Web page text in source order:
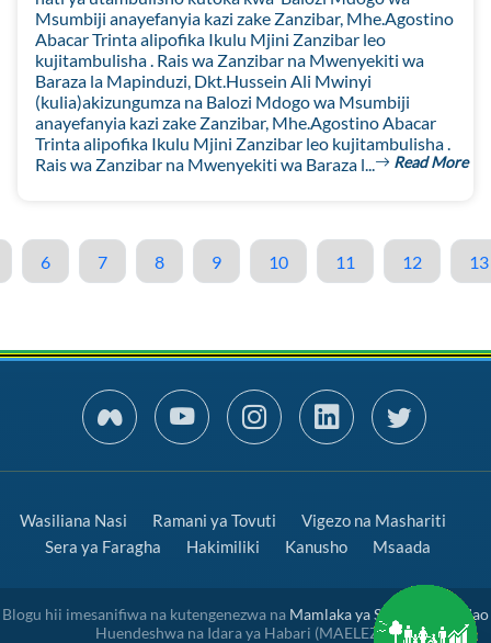
Msumbiji anayefanyia kazi zake Zanzibar, Mhe.Agostino
Abacar Trinta alipofika Ikulu Mjini Zanzibar leo
kujitambulisha . Rais wa Zanzibar na Mwenyekiti wa
Baraza la Mapinduzi, Dkt.Hussein Ali Mwinyi
(kulia)akizungumza na Balozi Mdogo wa Msumbiji
anayefanyia kazi zake Zanzibar, Mhe.Agostino Abacar
Trinta alipofika Ikulu Mjini Zanzibar leo kujitambulisha .
Rais wa Zanzibar na Mwenyekiti wa Baraza l...
Read More
6 7 8 9 10 11 12 13
Wasiliana Nasi Ramani ya Tovuti
Vigezo na Mashariti
Sera ya Faragha
Hakimiliki Kanusho Msaada
Blogu hii imesanifiwa na kutengenezwa na Mamlaka ya Serikali Mtandao
Huendeshwa na Idara ya Habari (MAELEZO)